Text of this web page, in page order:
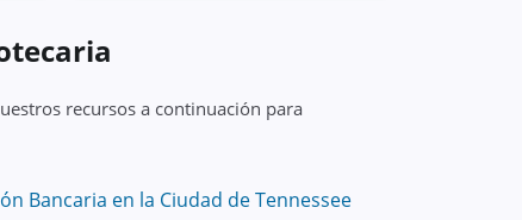
recursos a continuación para
Bancaria en la Ciudad de Tennessee